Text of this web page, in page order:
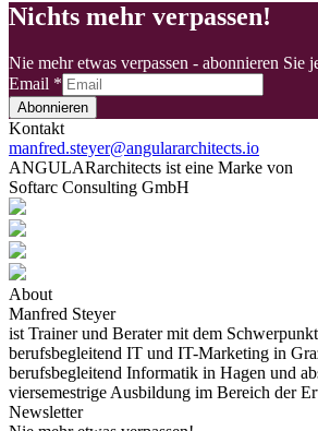
Nichts mehr verpassen!
Nie mehr etwas verpassen - abonnieren Sie
Email *
Abonnieren
Kontakt
manfred.steyer@angulararchitects.io
ANGULARarchitects ist eine Marke von
Softarc Consulting GmbH
About
Manfred Steyer
ist Trainer und Berater mit dem
berufsbegleitend IT und IT-Marketing in
berufsbegleitend Informatik in Hagen und
viersemestrige Ausbildung im Bereich der
Newsletter